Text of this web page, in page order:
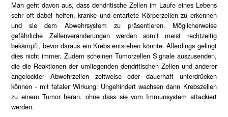
Man geht davon aus, dass dendritische Zellen im Laufe eines Lebens
sehr oft dabei helfen, kranke und entartete Körperzellen zu erkennen
und sie dem Abwehrsystem zu präsentieren. Möglicherweise
gefährliche Zellenveränderungen werden somit meist rechtzeitig
bekämpft, bevor daraus ein Krebs entstehen könnte. Allerdings gelingt
dies nicht immer. Zudem scheinen Tumorzellen Signale auszusenden,
die die Reaktionen der umliegenden dendritischen Zellen und anderer
angelockter Abwehrzellen zeitweise oder dauerhaft unterdrücken
können - mit fataler Wirkung: Ungehindert wachsen dann Krebszellen
zu einem Tumor heran, ohne dass sie vom Immunsystem attackiert
werden.